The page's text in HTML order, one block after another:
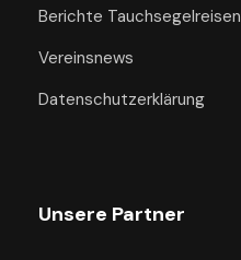
Berichte Tauchsegelreisen
Vereinsnews
Datenschutzerklärung
Unsere Partner